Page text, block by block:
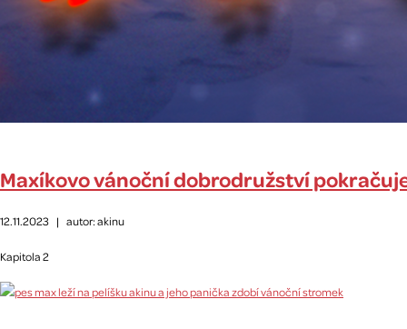
Maxíkovo vánoční dobrodružství
12.11.2023 | autor: akinu
Kapitola 2